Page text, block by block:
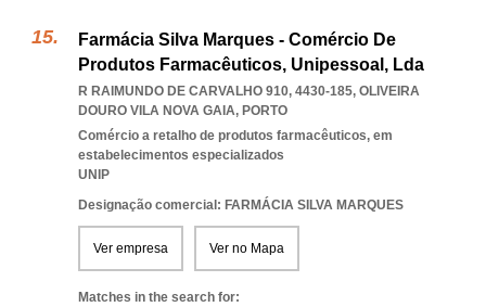
Farmácia Silva Marques - Comércio De
Produtos Farmacêuticos, Unipessoal, Lda
R RAIMUNDO DE CARVALHO 910, 4430-185, OLIVEIRA
DOURO VILA NOVA GAIA, PORTO
Comércio a retalho de produtos farmacêuticos, em
estabelecimentos especializados
UNIP
Designação comercial: FARMÁCIA SILVA MARQUES
Ver empresa Ver no Mapa
Matches in the search for: